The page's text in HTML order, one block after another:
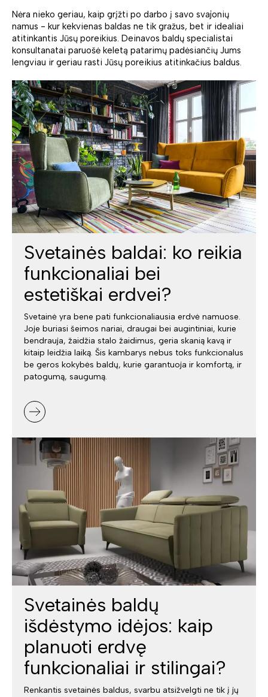
Nėra nieko geriau, kaip grįžti po darbo į savo svajonių
namus - kur kekvienas baldas ne tik gražus, bet ir idealiai
atitinkantis Jūsų poreikius. Deinavos baldų specialistai
konsultanatai paruošė keletą patarimų padėsiančių Jums
lengviau ir geriau rasti Jūsų poreikius atitinkačius baldus.
Svetainės baldai: ko reikia
funkcionaliai bei
estetiškai erdvei?
Svetainė yra bene pati funkcionaliausia erdvė namuose.
Joje buriasi šeimos nariai, draugai bei augintiniai, kurie
bendrauja, žaidžia stalo žaidimus, geria skanią kavą ir
kitaip leidžia laiką. Šis kambarys nebus toks funkcionalus
be geros kokybės baldų, kurie garantuoja ir komfortą, ir
patogumą, saugumą.
Svetainės baldų
išdėstymo idėjos: kaip
planuoti erdvę
funkcionaliai ir stilingai?
Renkantis svetainės baldus, svarbu atsižvelgti ne tik į jų